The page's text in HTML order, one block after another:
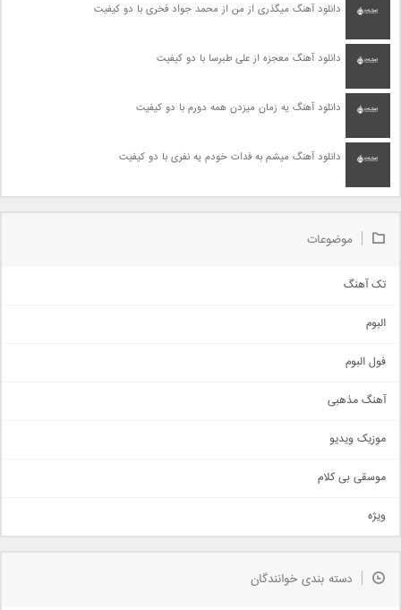
دانلود آهنگ میگذری از من از محمد جواد فخری با دو کیفیت
دانلود آهنگ معجزه از علی طبرسا با دو کیفیت
دانلود آهنگ یه زمان میزدن همه دورم با دو کیفیت
دانلود آهنگ میشم به فدات خودم یه نفری با دو کیفیت
موضوعات
تک آهنگ
اجتماعی
حماسی
سنتی
اهنگ بندرعباسی
دمو
مذهبی
جدیدترین ها
البوم
فول البوم
آهنگ مذهبی
موزیک ویدیو
موسقی بی کلام
ویژه
دسته بندی خوانندگان